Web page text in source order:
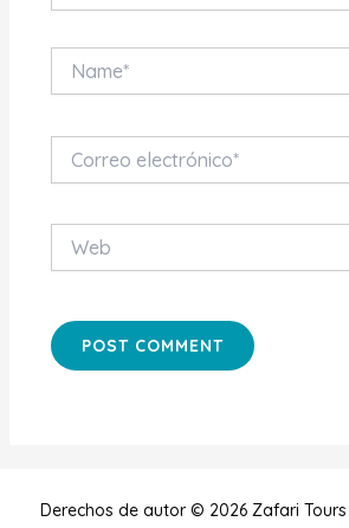
electrónico*
Derechos de autor © 2026 Zafari Tours